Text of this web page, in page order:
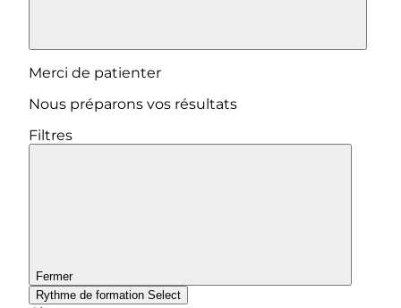
Merci de patienter
Nous préparons vos résultats
Filtres
Fermer
Rythme de formation Select